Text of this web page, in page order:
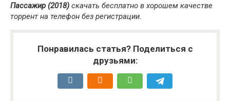
Пассажир (2018) скачать бесплатно в хорошем качестве
торрент на телефон без регистрации.
Понравилась статья? Поделиться с
друзьями: